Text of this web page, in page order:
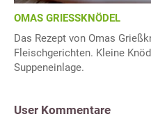
OMAS GRIESSKNÖDEL
Das Rezept von Omas
Fleischgerichten. Kleine
Suppeneinlage.
User Kommentare